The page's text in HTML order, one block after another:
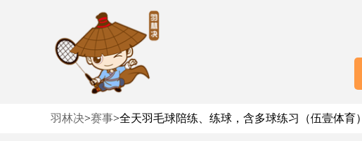
羽林决>赛事>全天羽毛球陪练、练球，含多球练习（伍壹体育）